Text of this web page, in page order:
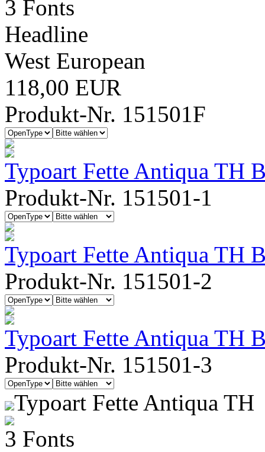
3 Fonts
Headline
West European
118,00 EUR
Produkt-Nr. 151501F
Typoart Fette Antiqua TH
Produkt-Nr. 151501-1
Typoart Fette Antiqua TH
Produkt-Nr. 151501-2
Typoart Fette Antiqua TH
Produkt-Nr. 151501-3
Typoart Fette Antiqua TH
3 Fonts